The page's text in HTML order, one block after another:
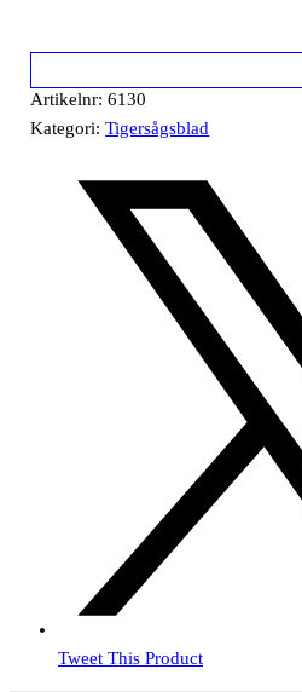
Artikelnr:6130
Kategori:Tigersågsblad
Tweet This Product